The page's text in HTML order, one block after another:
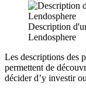
Description
Lendosphere
Les descriptions des
permettent de
décider d’y investir